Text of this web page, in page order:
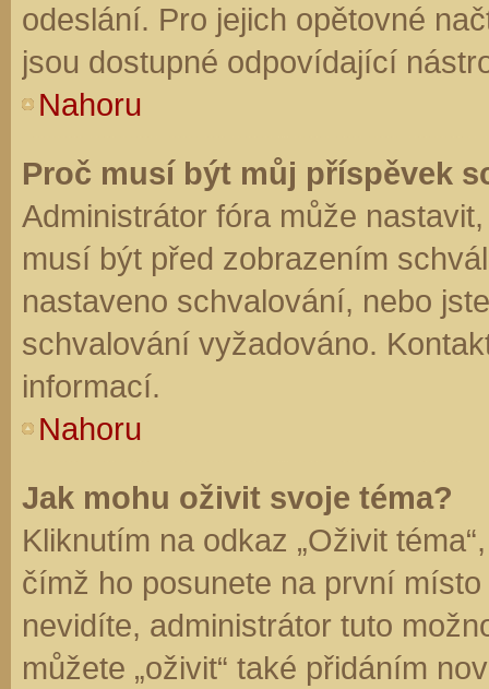
odeslání. Pro jejich opětovné
jsou dostupné odpovídající
Nahoru
Proč musí být můj příspěvek
Administrátor fóra může
musí být před zobrazením
nastaveno schvalování, nebo
schvalování vyžadováno.
informací.
Nahoru
Jak mohu oživit svoje téma?
Kliknutím na odkaz „Oživit
čímž ho posunete na první
nevidíte, administrátor tuto
můžete „oživit“ také přidáním